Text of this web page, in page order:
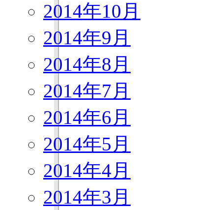
2014年10月
2014年9月
2014年8月
2014年7月
2014年6月
2014年5月
2014年4月
2014年3月